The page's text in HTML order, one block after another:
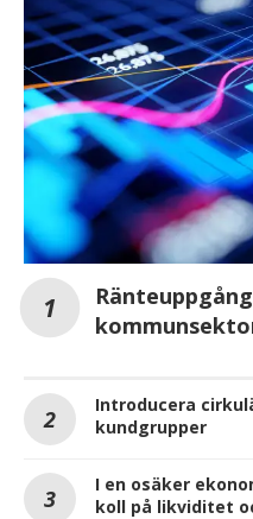
Introducera
kundgrupper
I en osäker
koll på likviditet